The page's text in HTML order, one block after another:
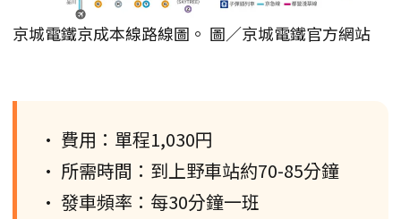
京城電鐵京成本線路線圖。 圖／京城電鐵官方網站
• 費用：單程1,030円
• 所需時間：到上野車站約70-85分鐘
• 發車頻率：每30分鐘一班